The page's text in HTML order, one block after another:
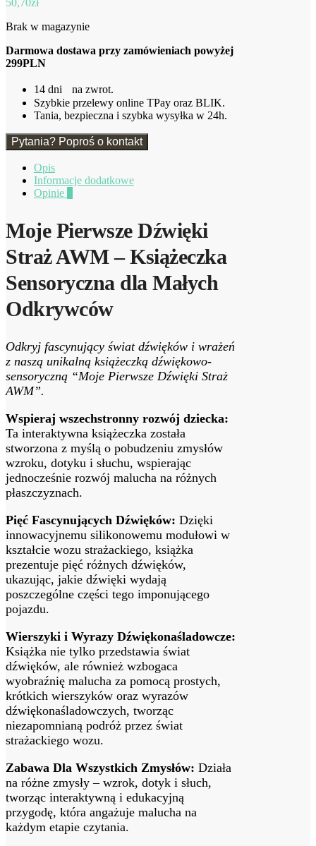
Brak w magazynie
Darmowa dostawa przy zamówieniach powyżej
299PLN
14 dni na zwrot.
Szybkie przelewy online TPay oraz BLIK.
Tania, bezpieczna i szybka wysyłka w 24h.
Pytania? Poproś o kontakt
Opis
Informacje dodatkowe
Opinie
Moje Pierwsze Dźwięki
Straż AWM – Książeczka
Sensoryczna dla Małych
Odkrywców
Odkryj fascynujący świat dźwięków i wrażeń
z naszą unikalną książeczką dźwiękowo-
sensoryczną “Moje Pierwsze Dźwięki Straż
AWM”.
Wspieraj wszechstronny rozwój dziecka:
Ta interaktywna książeczka została
stworzona z myślą o pobudzeniu zmysłów
wzroku, dotyku i słuchu, wspierając
jednocześnie rozwój malucha na różnych
płaszczyznach.
Pięć Fascynujących Dźwięków: Dzięki
innowacyjnemu silikonowemu modułowi w
kształcie wozu strażackiego, książka
prezentuje pięć różnych dźwięków,
ukazując, jakie dźwięki wydają
poszczególne części tego imponującego
pojazdu.
Wierszyki i Wyrazy Dźwiękonaśladowcze:
Książka nie tylko przedstawia świat
dźwięków, ale również wzbogaca
wyobraźnię malucha za pomocą prostych,
krótkich wierszyków oraz wyrazów
dźwiękonaśladowczych, tworząc
niezapomnianą podróż przez świat
strażackiego wozu.
Zabawa Dla Wszystkich Zmysłów: Działa
na różne zmysły – wzrok, dotyk i słuch,
tworząc interaktywną i edukacyjną
przygodę, która angażuje malucha na
każdym etapie czytania.